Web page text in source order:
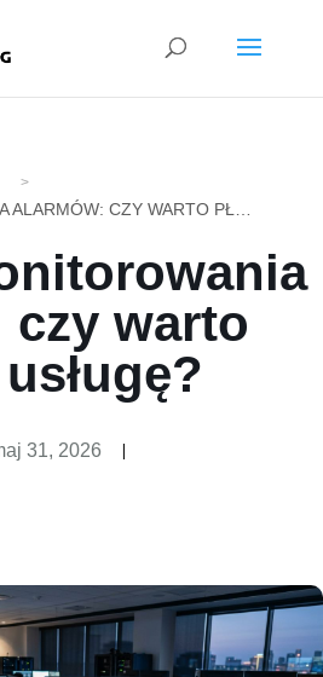
czy warto
31, 2026